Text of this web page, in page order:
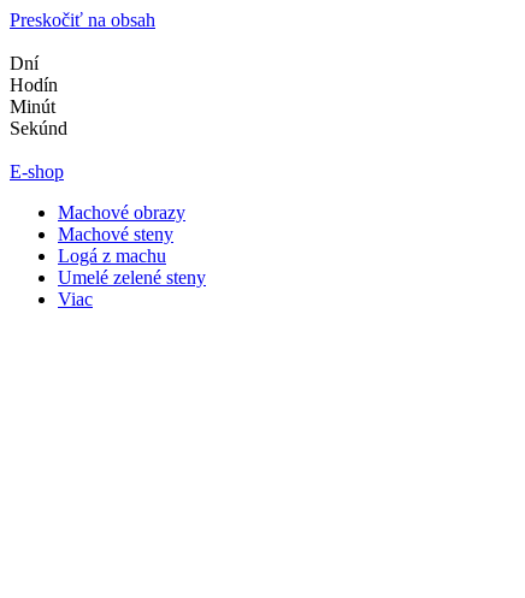
Preskočiť na obsah
Dní
Hodín
Minút
Sekúnd
E-shop
Machové obrazy
Machové steny
Logá z machu
Umelé zelené steny
Viac